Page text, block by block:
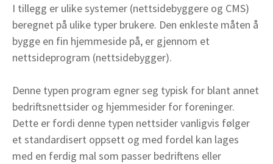
I tillegg er ulike systemer (nettsidebyggere og CMS)
beregnet på ulike typer brukere. Den enkleste måten å
bygge en fin hjemmeside på, er gjennom et
nettsideprogram (nettsidebygger).
Denne typen program egner seg typisk for blant annet
bedriftsnettsider og hjemmesider for foreninger.
Dette er fordi denne typen nettsider vanligvis følger
et standardisert oppsett og med fordel kan lages
med en ferdig mal som passer bedriftens eller